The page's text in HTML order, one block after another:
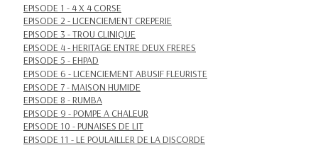
EPISODE 1 - 4 X 4 CORSE
EPISODE 2 - LICENCIEMENT CREPERIE
EPISODE 3 - TROU CLINIQUE
EPISODE 4 - HERITAGE ENTRE DEUX FRERES
EPISODE 5 - EHPAD
EPISODE 6 - LICENCIEMENT ABUSIF FLEURISTE
EPISODE 7 - MAISON HUMIDE
EPISODE 8 - RUMBA
EPISODE 9 - POMPE A CHALEUR
EPISODE 10 - PUNAISES DE LIT
EPISODE 11 - LE POULAILLER DE LA DISCORDE